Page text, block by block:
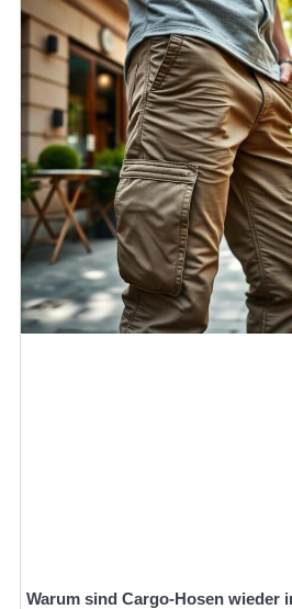
Warum sind Cargo-Hosen wieder